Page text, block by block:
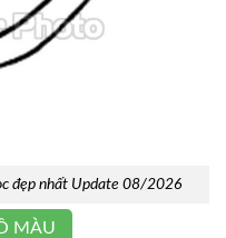
đẹp nhất Update 08/2026
MÀU